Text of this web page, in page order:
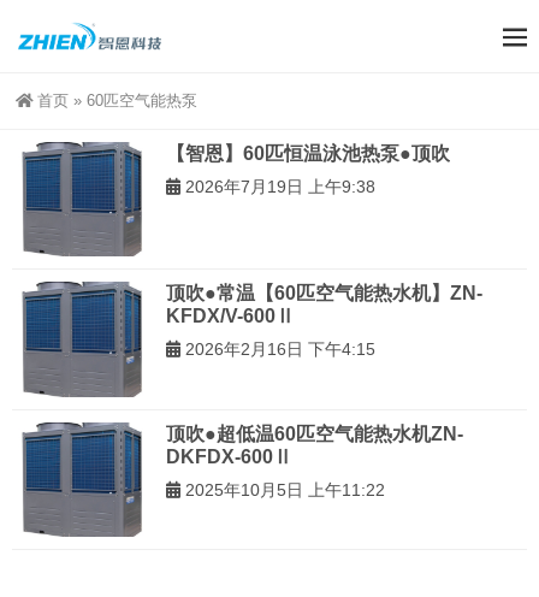
首页 » 60匹空气能热泵
【智恩】60匹恒温泳池热泵●顶吹
2026年7月19日 上午9:38
顶吹●常温【60匹空气能热水机】ZN-
KFDX/V-600Ⅱ
2026年2月16日 下午4:15
顶吹●超低温60匹空气能热水机ZN-
DKFDX-600Ⅱ
2025年10月5日 上午11:22